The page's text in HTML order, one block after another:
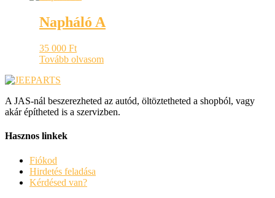
Napháló A
35 000 Ft
Tovább olvasom
A JAS-nál beszerezheted az autód, öltöztetheted a shopból, vagy
akár építheted is a szervizben.
Hasznos linkek
Fiókod
Hirdetés feladása
Kérdésed van?